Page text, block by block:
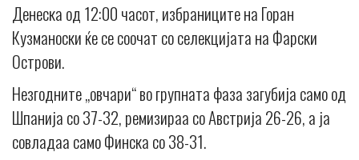
Денеска од 12:00 часот, избраниците на Горан
Кузманоски ќе се соочат со селекцијата на Фарски
Острови.
Незгодните „овчари“ во групната фаза загубија само од
Шпанија со 37-32, ремизираа со Австрија 26-26, а ја
совладаа само Финска со 38-31.